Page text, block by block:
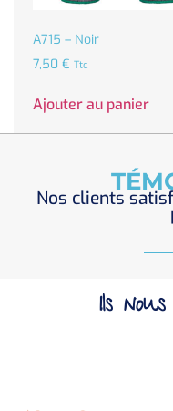
A715 – Noir
7,50 € Ttc
Ajouter au panier
Nos clients
Ils